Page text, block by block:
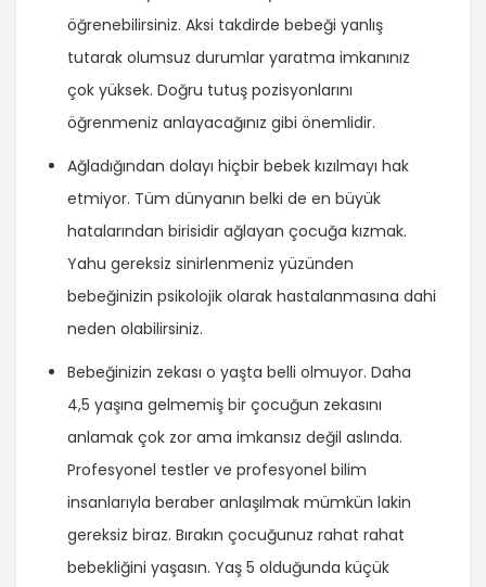
öğrenebilirsiniz. Aksi takdirde bebeği yanlış
tutarak olumsuz durumlar yaratma imkanınız
çok yüksek. Doğru tutuş pozisyonlarını
öğrenmeniz anlayacağınız gibi önemlidir.
Ağladığından dolayı hiçbir bebek kızılmayı hak
etmiyor. Tüm dünyanın belki de en büyük
hatalarından birisidir ağlayan çocuğa kızmak.
Yahu gereksiz sinirlenmeniz yüzünden
bebeğinizin psikolojik olarak hastalanmasına dahi
neden olabilirsiniz.
Bebeğinizin zekası o yaşta belli olmuyor. Daha
4,5 yaşına gelmemiş bir çocuğun zekasını
anlamak çok zor ama imkansız değil aslında.
Profesyonel testler ve profesyonel bilim
insanlarıyla beraber anlaşılmak mümkün lakin
gereksiz biraz. Bırakın çocuğunuz rahat rahat
bebekliğini yaşasın. Yaş 5 olduğunda küçük